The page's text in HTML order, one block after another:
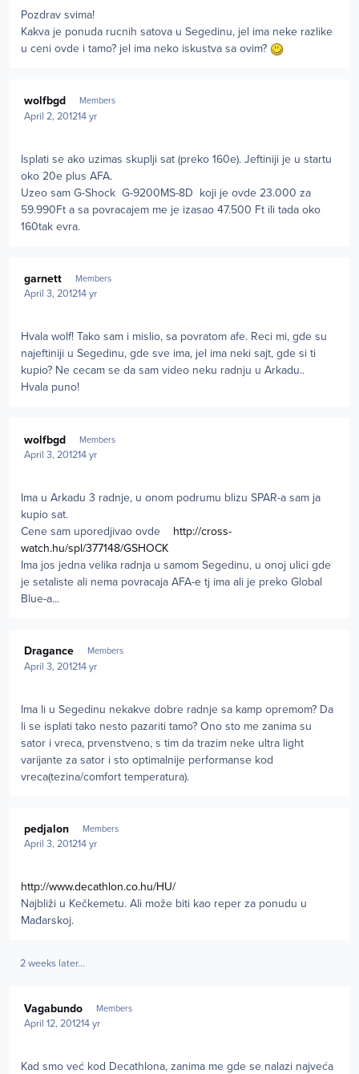
Pozdrav svima!
Kakva je ponuda rucnih satova u Segedinu, jel ima neke razlike
u ceni ovde i tamo? jel ima neko iskustva sa ovim?
wolfbgd Members
April 2, 201214 yr
Isplati se ako uzimas skuplji sat (preko 160e). Jeftiniji je u startu
oko 20e plus AFA.
Uzeo sam G-Shock G-9200MS-8D koji je ovde 23.000 za
59.990Ft a sa povracajem me je izasao 47.500 Ft ili tada oko
160tak evra.
garnett Members
April 3, 201214 yr
Hvala wolf! Tako sam i mislio, sa povratom afe. Reci mi, gde su
najeftiniji u Segedinu, gde sve ima, jel ima neki sajt, gde si ti
kupio? Ne cecam se da sam video neku radnju u Arkadu..
Hvala puno!
wolfbgd Members
April 3, 201214 yr
Ima u Arkadu 3 radnje, u onom podrumu blizu SPAR-a sam ja
kupio sat.
Cene sam uporedjivao ovde http://cross-
watch.hu/spl/377148/GSHOCK
Ima jos jedna velika radnja u samom Segedinu, u onoj ulici gde
je setaliste ali nema povracaja AFA-e tj ima ali je preko Global
Blue-a...
Dragance Members
April 3, 201214 yr
Ima li u Segedinu nekakve dobre radnje sa kamp opremom? Da
li se isplati tako nesto pazariti tamo? Ono sto me zanima su
sator i vreca, prvenstveno, s tim da trazim neke ultra light
varijante za sator i sto optimalnije performanse kod
vreca(tezina/comfort temperatura).
pedjalon Members
April 3, 201214 yr
http://www.decathlon.co.hu/HU/
Najbliži u Kečkemetu. Ali može biti kao reper za ponudu u
Mađarskoj.
2 weeks later...
Vagabundo Members
April 12, 201214 yr
Kad smo već kod Decathlona, zanima me gde se nalazi najveća